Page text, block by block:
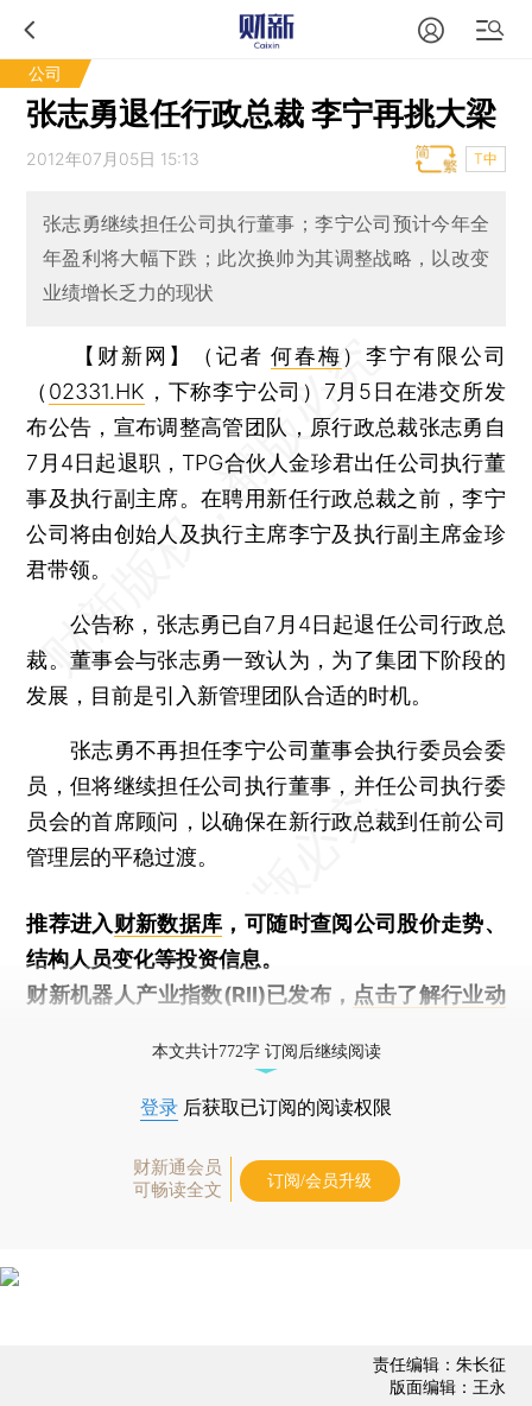
公司
张志勇退任行政总裁 李宁再挑大梁
2012年07月05日 15:13 T中
张志勇继续担任公司执行董事；李宁公司预计今年全
年盈利将大幅下跌；此次换帅为其调整战略，以改变
业绩增长乏力的现状
【财新网】（记者何春梅）李宁有限公司
（ 02331.HK ，下称李宁公司）7月5日在港交所发
布公告，宣布调整高管团队，原行政总裁张志勇自
7月4日起退职，TPG合伙人金珍君出任公司执行董
事及执行副主席。在聘用新任行政总裁之前，李宁
公司将由创始人及执行主席李宁及执行副主席金珍
君带领。
公告称，张志勇已自7月4日起退任公司行政总
裁。董事会与张志勇一致认为，为了集团下阶段的
发展，目前是引入新管理团队合适的时机。
张志勇不再担任李宁公司董事会执行委员会委
员，但将继续担任公司执行董事，并任公司执行委
员会的首席顾问，以确保在新行政总裁到任前公司
管理层的平稳过渡。
推荐进入财新数据库 ，可随时查阅公司股价走势、
结构人员变化等投资信息。
财新机器人产业指数(RII)已发布， 点击了解行业动
本文共计772字 订阅后继续阅读
登录 后获取已订阅的阅读权限
财新通会员
可畅读全文
订阅/会员升级
责任编辑：朱长征
版面编辑：王永